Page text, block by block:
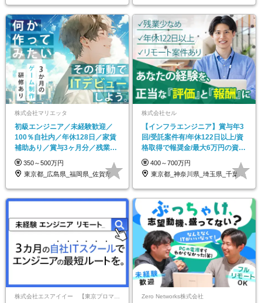
株式会社マリエッタ
初級エンジニア／未経験歓迎／
100％自社内／年休128日／家賃
補助あり／賞与3ヶ月分／残業月
平均10H以内
350～500万円
東京都_広島県_福岡県_佐賀県
株式会社セル
【インフラエンジニア】賞与年3
回/受託案件有/年休122日以上/資
格取得で報奨金/最大6万円の資格
手当あり
400～700万円
東京都_神奈川県_埼玉県_千葉県_大阪府
株式会社エスアイイー 【東京プロマーケット上場】 Zero Networks株式会社